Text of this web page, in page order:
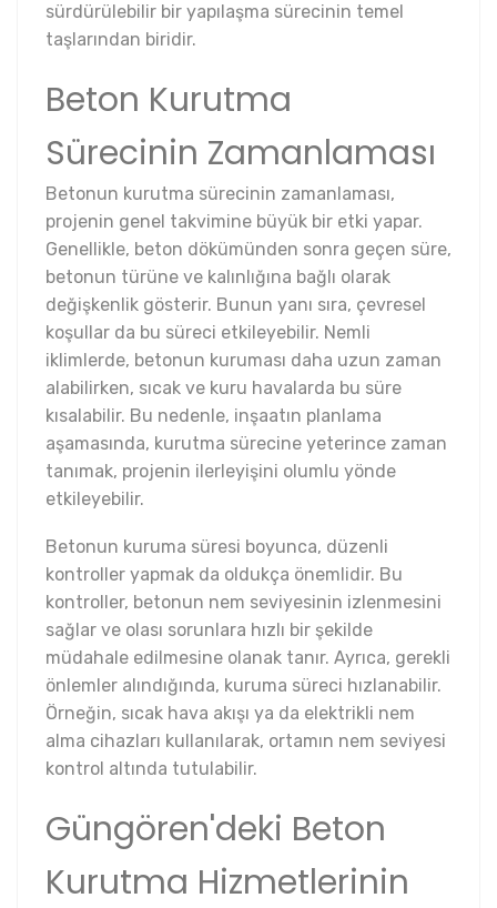
sürdürülebilir bir yapılaşma sürecinin temel
taşlarından biridir.
Beton Kurutma
Sürecinin Zamanlaması
Betonun kurutma sürecinin zamanlaması,
projenin genel takvimine büyük bir etki yapar.
Genellikle, beton dökümünden sonra geçen süre,
betonun türüne ve kalınlığına bağlı olarak
değişkenlik gösterir. Bunun yanı sıra, çevresel
koşullar da bu süreci etkileyebilir. Nemli
iklimlerde, betonun kuruması daha uzun zaman
alabilirken, sıcak ve kuru havalarda bu süre
kısalabilir. Bu nedenle, inşaatın planlama
aşamasında, kurutma sürecine yeterince zaman
tanımak, projenin ilerleyişini olumlu yönde
etkileyebilir.
Betonun kuruma süresi boyunca, düzenli
kontroller yapmak da oldukça önemlidir. Bu
kontroller, betonun nem seviyesinin izlenmesini
sağlar ve olası sorunlara hızlı bir şekilde
müdahale edilmesine olanak tanır. Ayrıca, gerekli
önlemler alındığında, kuruma süreci hızlanabilir.
Örneğin, sıcak hava akışı ya da elektrikli nem
alma cihazları kullanılarak, ortamın nem seviyesi
kontrol altında tutulabilir.
Güngören'deki Beton
Kurutma Hizmetlerinin